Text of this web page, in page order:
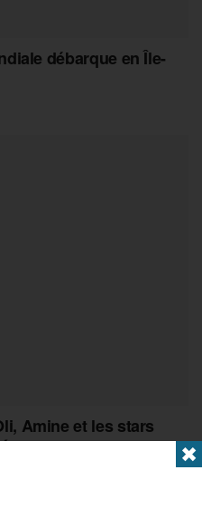
débarque en Île-
Amine et les stars
✖